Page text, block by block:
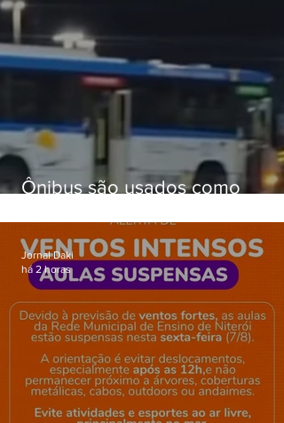
Ônibus são usados como
Gardênia Azul
Jornal Daki
há 2 horas